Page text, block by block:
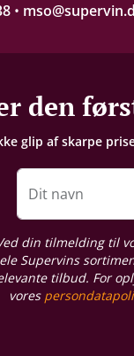
•
den
glip af skarpe
Dit navn
din tilmelding til
Supervins
tilbud. For
vores